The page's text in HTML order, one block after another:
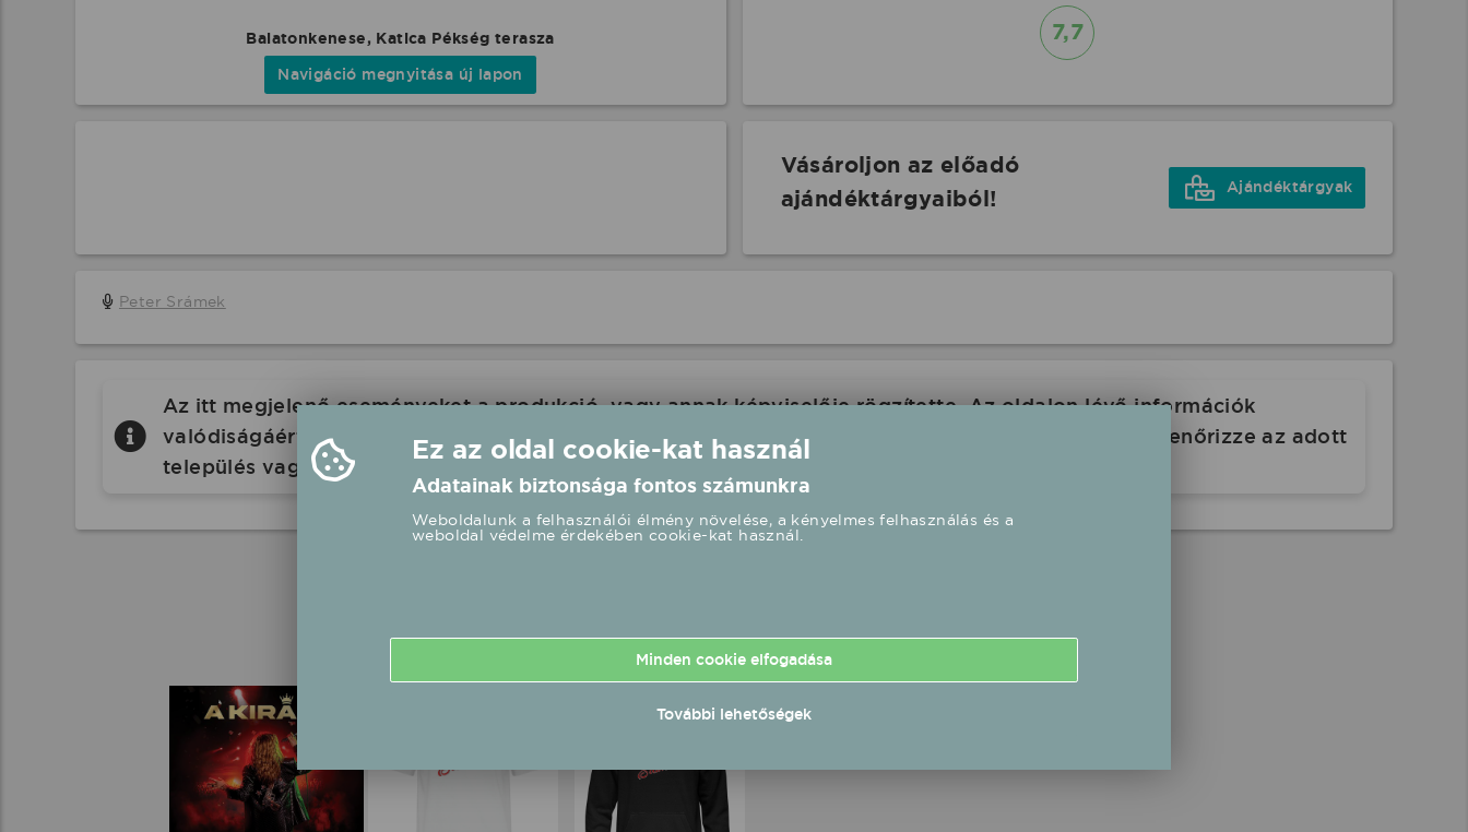
Balatonkenese, Katica Pékség terasza
Navigáció megnyitása új lapon
7,7
Vásároljon az előadó
ajándéktárgyaiból!
Ajándéktárgyak
Peter Srámek
Az itt megjelenő eseményeket a produkció, vagy annak képviselője rögzítette. Az oldalon lévő információk
valódiságáért a Koncertbooking.com ennek kapcsán felelősséget nem tud vállalni. Indulás előtt ellenőrizze az adott
település vagy eseményhelyszín oldalán is a rendezvény paramétereit.
Ez az oldal cookie-kat használ
Adatainak biztonsága fontos számunkra
Weboldalunk a felhasználói élmény növelése, a kényelmes felhasználás és a
weboldal védelme érdekében cookie-kat használ.
Minden cookie elfogadása
További lehetőségek